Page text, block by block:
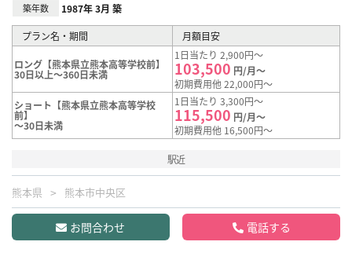
築年数 1987年 3月 築
プラン名・期間 月額目安
ロング【熊本県立熊本高等学校前】
30日以上～360日未満
1日当たり 2,900円～
103,500 円/月～
初期費用他 22,000円～
ショート【熊本県立熊本高等学校
前】
～30日未満
1日当たり 3,300円～
115,500 円/月～
初期費用他 16,500円～
駅近
熊本県 熊本市中央区
お問合わせ 電話する